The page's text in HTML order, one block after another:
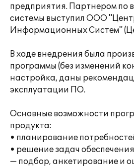
предприятия. Партнером по
системы выступил ООО
Информационных Систем"
В ходе внедрения была
программы (без изменений
настройка, даны
эксплуатации ПО.
Основные возможности
продукта:
• планирование
• решение задач
— подбор, анкетирование и